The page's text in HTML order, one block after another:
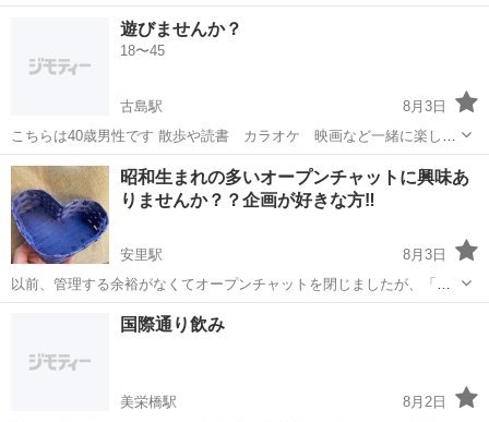
生まぐろ仕入県内NO.1の会社として、 沖縄県産まぐろを中心に水産物
を県内外に出荷しています。 業界未経験ではじめての人でも大丈夫で
す！ 「新しい業界に...
糸満市 工場
遊びませんか？
18〜45
古島駅
8月3日
こちらは40歳男性です 散歩や読書 カラオケ 映画など一緒に楽しみ
ませんか？
沖縄 那覇市 古島駅 友達
昭和生まれの多いオープンチャットに興味あ
りませんか？？企画が好きな方‼️
安里駅
8月3日
以前、管理する余裕がなくてオープンチャットを閉じましたが、「ま
た作ってほしい🙌」との声があり再開しました🎉 ただ現在は…… 🦗🦗
の運営もあまり得意で...
那覇市 安里駅
国際通り飲み
美栄橋駅
8月2日